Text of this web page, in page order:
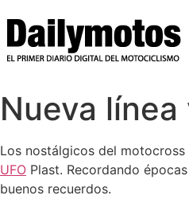
Nueva
Los nostálgicos del
UFO Plast. Recordando
buenos recuerdos.